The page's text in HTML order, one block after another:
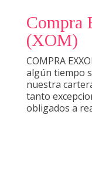
Compra
(XOM)
COMPRA
algún tiempo
nuestra
tanto
obligados a